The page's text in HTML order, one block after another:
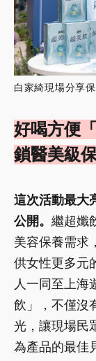
白家綺現場分享
好喝方便
鎖醫美級
這次活動最大
公開。 繼超孅
美容保養需求
供女性更多元
人一同至上海
飲」，不僅沒
光，讓現場民
為產品的最佳